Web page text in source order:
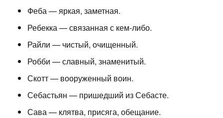
Феба — яркая, заметная.
Ребекка — связанная с кем-либо.
Райли — чистый, очищенный.
Робби — славный, знаменитый.
Скотт — вооруженный воин.
Себастьян — пришедший из Себасте.
Сава — клятва, присяга, обещание.